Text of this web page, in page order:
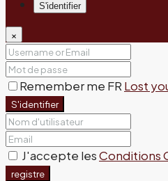
S'identifier
×
Remember me FRLost
S'identifier
J'accepte lesConditions
registre